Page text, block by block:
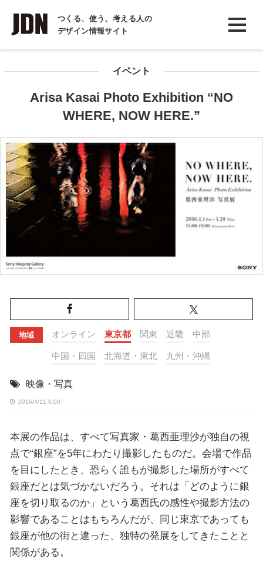
つくる、使う、考える人の
デザイン情報サイト
INTERVIEW
インタビュー
COLUMN
イベント
Arisa Kasai Photo Exhibition “NO
WHERE, NOW HERE.”
地域 オンライン 東京都 関東 近畿 中部
中国・四国 北海道・東北 九州・沖縄
映像・写真
2016/4/11 0:00
本展の作品は、すべて写真家・葛西亜理沙が独自の視
点で“銀座”を5年にわたり撮影したものだ。会場で作品
を目にしたとき、恐らく誰もが撮影した場所がすべて
銀座だとは気づかないだろう。それは「どのように銀
座を切り取るのか」という葛西氏の感性や撮影方法の
影響であることはもちろんだが、同じ東京であっても
銀座が他の街と違った、独特の発展をしてきたことと
関係がある。